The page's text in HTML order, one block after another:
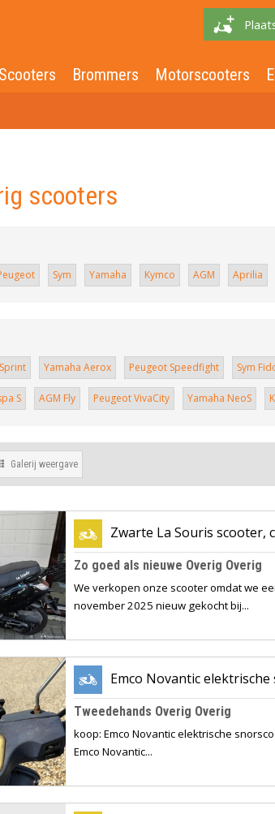
Scooters Brommers Motorscooters
scooters
Sym Yamaha Kymco AGM Aprilia
Yamaha Aerox Peugeot Speedfight Sym
S AGM Fly Peugeot VivaCity Yamaha NeoS
Galerij weergave
Zwarte La Souris scooter,
Zo goed als nieuwe Overig Overig
We verkopen onze scooter omdat we
november 2025 nieuw gekocht bij...
Emco Novantic
Tweedehands Overig Overig
koop: Emco Novantic elektrische
Emco Novantic...